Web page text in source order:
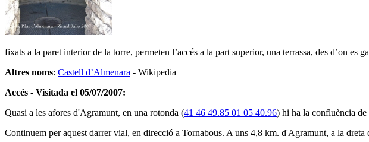
fixats a la paret interior de la torre, permeten l’accés a la part superior, una terrassa, des d’on es
Altres noms: Castell d’Almenara - Wikipedia
Accés - Visitada el 05/07/2007:
Quasi a les afores d'Agramunt, en una rotonda (41 46 49.85 01 05 40.96) hi ha la confluència
Continuem per aquest darrer vial, en direcció a Tornabous. A uns 4,8 km. d'Agramunt, a la dreta